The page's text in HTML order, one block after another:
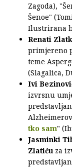
Zagoda),
Šenoe"
Ilustrirana
Renati
primjereno
teme
(Slagalica,
Ivi
izvrsnu
tko sam"
Jasminki
Zlatiću za